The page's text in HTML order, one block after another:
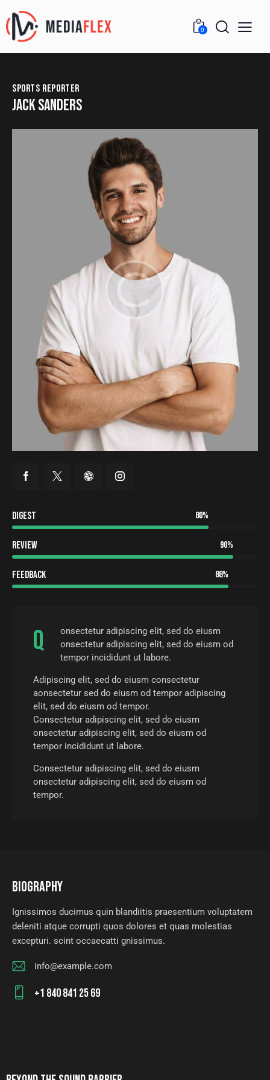
0
SPORTS REPORTER
JACK SANDERS
Digest 80%
Review 90%
Feedback 88%
Q
onsectetur adipiscing elit, sed do eiusm
onsectetur adipiscing elit, sed do eiusm od
tempor incididunt ut labore.
Adipiscing elit, sed do eiusm consectetur
aonsectetur sed do eiusm od tempor adipiscing
elit, sed do eiusm od tempor.
Consectetur adipiscing elit, sed do eiusm
onsectetur adipiscing elit, sed do eiusm od
tempor incididunt ut labore.
Consectetur adipiscing elit, sed do eiusm
onsectetur adipiscing elit, sed do eiusm od
tempor.
BIOGRAPHY
Ignissimos ducimus quin blandiitis praesentium voluptatem
deleniti atque corrupti quos dolores et quas molestias
excepturi. scint occaecatti gnissimus.
E-
m
info@example.com
+1 840 841 25 69